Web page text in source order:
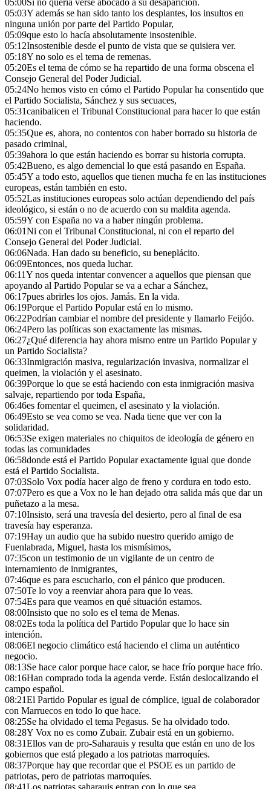
05:00Si no quería verse abocado a su desaparición.
05:03Y además se han sido tanto los desplantes, los insultos en
ninguna unión por parte del Partido Popular,
05:09que esto lo hacía absolutamente insostenible.
05:12Insostenible desde el punto de vista que se quisiera ver.
05:18Y no solo es el tema de remenas.
05:20Es el tema de cómo se ha repartido de una forma obscena el
Consejo General del Poder Judicial.
05:24No hemos visto en cómo el Partido Popular ha consentido que
el Partido Socialista, Sánchez y sus secuaces,
05:31canibalicen el Tribunal Constitucional para hacer lo que están
haciendo.
05:35Que es, ahora, no contentos con haber borrado su historia de
pasado criminal,
05:39ahora lo que están haciendo es borrar su historia corrupta.
05:42Bueno, es algo demencial lo que está pasando en España.
05:45Y a todo esto, aquellos que tienen mucha fe en las instituciones
europeas, están también en esto.
05:52Las instituciones europeas solo actúan dependiendo del país
ideológico, si están o no de acuerdo con su maldita agenda.
05:59Y con España no va a haber ningún problema.
06:01Ni con el Tribunal Constitucional, ni con el reparto del
Consejo General del Poder Judicial.
06:06Nada. Han dado su beneficio, su beneplácito.
06:09Entonces, nos queda luchar.
06:11Y nos queda intentar convencer a aquellos que piensan que
apoyando al Partido Popular se va a echar a Sánchez,
06:17pues abrirles los ojos. Jamás. En la vida.
06:19Porque el Partido Popular está en lo mismo.
06:22Podrían cambiar el nombre del presidente y llamarlo Feijóo.
06:24Pero las políticas son exactamente las mismas.
06:27¿Qué diferencia hay ahora mismo entre un Partido Popular y
un Partido Socialista?
06:33Inmigración masiva, regularización invasiva, normalizar el
queimen, la violación y el asesinato.
06:39Porque lo que se está haciendo con esta inmigración masiva
salvaje, repartiendo por toda España,
06:46es fomentar el queimen, el asesinato y la violación.
06:49Esto se vea como se vea. Nada tiene que ver con la
solidaridad.
06:53Se exigen materiales no chiquitos de ideología de género en
todas las comunidades
06:58donde está el Partido Popular exactamente igual que donde
está el Partido Socialista.
07:03Solo Vox podía hacer algo de freno y cordura en todo esto.
07:07Pero es que a Vox no le han dejado otra salida más que dar un
puñetazo a la mesa.
07:10Insisto, será una travesía del desierto, pero al final de esa
travesía hay esperanza.
07:19Hay un audio que ha subido nuestro querido amigo de
Fuenlabrada, Miguel, hasta los mismísimos,
07:35con un testimonio de un vigilante de un centro de
internamiento de inmigrantes,
07:46que es para escucharlo, con el pánico que producen.
07:50Te lo voy a reenviar ahora para que lo veas.
07:54Es para que veamos en qué situación estamos.
08:00Insisto que no solo es el tema de Menas.
08:02Es toda la política del Partido Popular que lo hace sin
intención.
08:06El negocio climático está haciendo el clima un auténtico
negocio.
08:13Se hace calor porque hace calor, se hace frío porque hace frío.
08:16Han comprado toda la agenda verde. Están deslocalizando el
campo español.
08:21El Partido Popular es igual de cómplice, igual de colaborador
con Marruecos en todo lo que hace.
08:25Se ha olvidado el tema Pegasus. Se ha olvidado todo.
08:28Y Vox no es como Zubair. Zubair está en un gobierno.
08:31Ellos van de pro-Saharauis y resulta que están en uno de los
gobiernos que está plegado a los patriotas marroquíes.
08:37Porque hay que recordar que el PSOE es un partido de
patriotas, pero de patriotas marroquíes.